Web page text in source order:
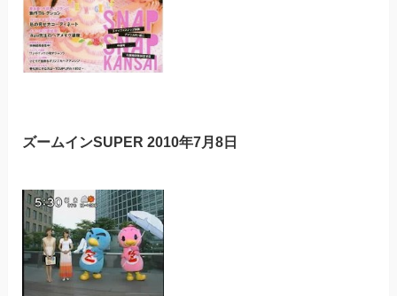
ズームインSUPER 2010年7月8日